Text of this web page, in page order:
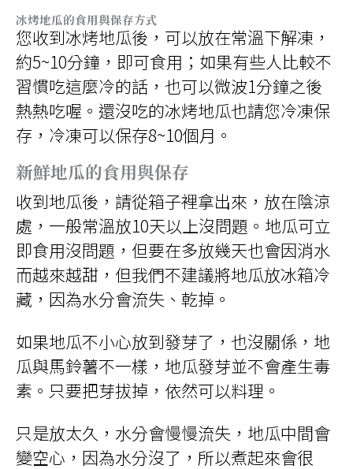
冰烤地瓜的食用與保存方式
您收到冰烤地瓜後，可以放在常溫下解凍，
約5~10分鐘，即可食用；如果有些人比較不
習慣吃這麼冷的話，也可以微波1分鐘之後
熱熱吃喔。還沒吃的冰烤地瓜也請您冷凍保
存，冷凍可以保存8~10個月。
新鮮地瓜的食用與保存
收到地瓜後，請從箱子裡拿出來，放在陰涼
處，一般常溫放10天以上沒問題。地瓜可立
即食用沒問題，但要在多放幾天也會因消水
而越來越甜，但我們不建議將地瓜放冰箱冷
藏，因為水分會流失、乾掉。
如果地瓜不小心放到發芽了，也沒關係，地
瓜與馬鈴薯不一樣，地瓜發芽並不會產生毒
素。只要把芽拔掉，依然可以料理。
只是放太久，水分會慢慢流失，地瓜中間會
變空心，因為水分沒了，所以煮起來會很